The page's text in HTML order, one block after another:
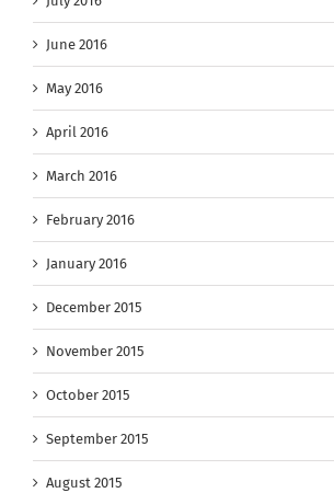
June 2016
May 2016
April 2016
March 2016
February 2016
January 2016
December 2015
November 2015
October 2015
September 2015
August 2015